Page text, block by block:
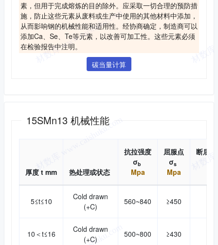
素，但用于完成熔炼的目的除外。应采取一切合理的预防措
施，防止这些元素从废料或生产中使用的其他材料中添加，
从而影响钢的机械性能和适用性。经协商确定，制造商可以
添加Ca、Se、Te等元素，以改善可加工性。这些元素必须
在检验报告中注明。
碳当量计算
15SMn13 机械性能
厚度 t mm 热处理或状态
抗拉强度
σb
Mpa
屈服点
σs
Mpa
断后
5≤t≤10
Cold drawn
(+C)
560~840 ≥450
10＜t≤16
Cold drawn
(+C)
500~800 ≥430